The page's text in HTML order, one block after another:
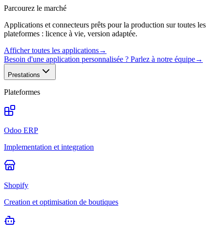
Parcourez le marché
Applications et connecteurs prêts pour la production sur toutes les
plateformes : licence à vie, version adaptée.
Afficher toutes les applications→
Besoin d'une application personnalisée ? Parlez à notre équipe→
Prestations
Plateformes
Odoo ERP
Implementation et integration
Shopify
Creation et optimisation de boutiques